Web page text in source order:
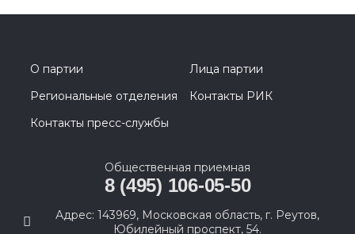
О партии
Лица партии
Региональные отделения
Контакты РИК
Контакты пресс-службы
Общественная приемная
8 (495) 106-05-50
Адрес: 143969, Московская область, г. Реутов,
Юбилейный проспект, 54.